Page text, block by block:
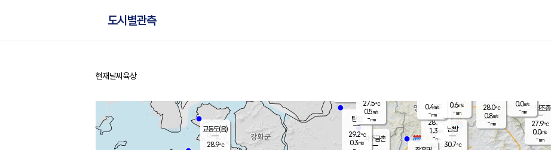
도시별관측
홈
현재날씨 육상
양주
28.7℃
1.3
-mm
파주금촌
가평조종
27.9℃
0.0m/s
-mm
28.0℃
0.8m/s
-mm
탄현
29.2℃
0.3m/s
0.0m/s
-mm
남방
30.7℃
0.4m/s
-mm
교동도(음)
28.9℃
27.5℃
0.5m/s
-mm
0.6m/s
-mm